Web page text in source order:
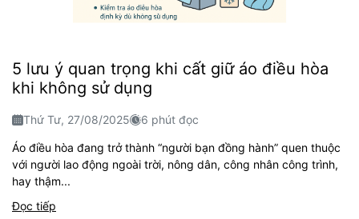
5 lưu ý quan trọng khi cất giữ áo điều hòa
khi không sử dụng
Thứ Tư, 27/08/2025 6 phút đọc
Áo điều hòa đang trở thành “người bạn đồng hành” quen thuộc
với người lao động ngoài trời, nông dân, công nhân công trình,
hay thậm...
Đọc tiếp